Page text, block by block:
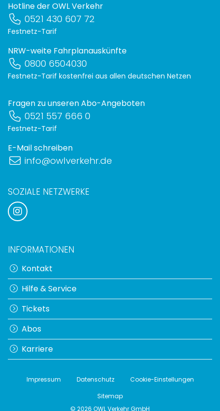
Hotline der OWL Verkehr
0521 430 607 72
Festnetz-Tarif
NRW-weite Fahrplanauskünfte
0800 6504030
Festnetz-Tarif kostenfrei aus allen deutschen Netzen
Fragen zu unseren Abo-Angeboten
0521 557 666 0
Festnetz-Tarif
E-Mail schreiben
info@owlverkehr.de
SOZIALE NETZWERKE
INFORMATIONEN
Kontakt
Hilfe & Service
Tickets
Abos
Karriere
© 2026 OWL Verkehr GmbH
Impressum Datenschutz
Cookie-Einstellungen
Sitemap